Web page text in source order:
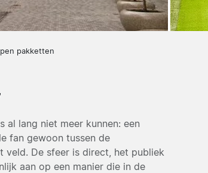
pakketten
lang niet meer kunnen: een
fan gewoon tussen de
veld. De sfeer is direct, het publiek
aan op een manier die in de